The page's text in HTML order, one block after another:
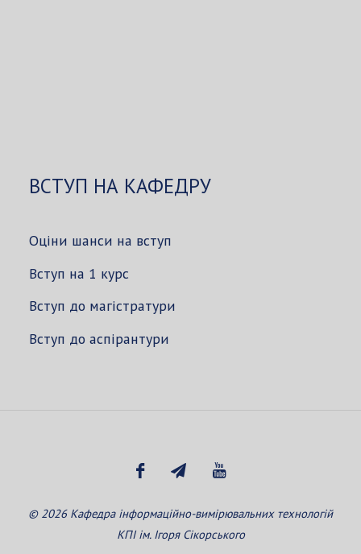
ВСТУП НА КАФЕДРУ
Оціни шанси на вступ
Вступ на 1 курс
Вступ до магістратури
Вступ до аспірантури
© 2026 Кафедра інформаційно-вимірювальних технологій
КПІ ім. Ігоря Сікорського